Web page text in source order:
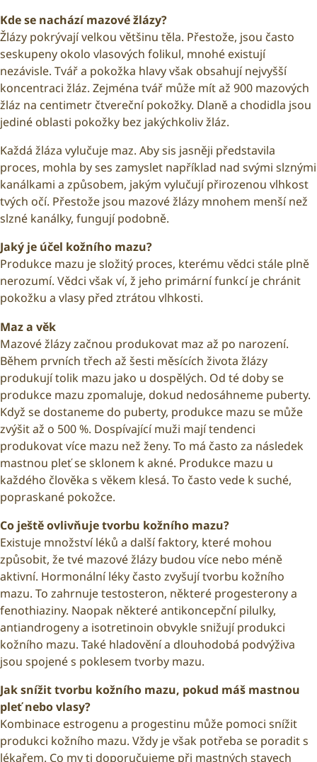
Kde se nachází mazové žlázy?
Žlázy pokrývají velkou většinu těla. Přestože, jsou často
seskupeny okolo vlasových folikul, mnohé existují
nezávisle. Tvář a pokožka hlavy však obsahují nejvyšší
koncentraci žláz. Zejména tvář může mít až 900 mazových
žláz na centimetr čtvereční pokožky. Dlaně a chodidla jsou
jediné oblasti pokožky bez jakýchkoliv žláz.
Každá žláza vylučuje maz. Aby sis jasněji představila
proces, mohla by ses zamyslet například nad svými slznými
kanálkami a způsobem, jakým vylučují přirozenou vlhkost
tvých očí. Přestože jsou mazové žlázy mnohem menší než
slzné kanálky, fungují podobně.
Jaký je účel kožního mazu?
Produkce mazu je složitý proces, kterému vědci stále plně
nerozumí. Vědci však ví, ž jeho primární funkcí je chránit
pokožku a vlasy před ztrátou vlhkosti.
Maz a věk
Mazové žlázy začnou produkovat maz až po narození.
Během prvních třech až šesti měsících života žlázy
produkují tolik mazu jako u dospělých. Od té doby se
produkce mazu zpomaluje, dokud nedosáhneme puberty.
Když se dostaneme do puberty, produkce mazu se může
zvýšit až o 500 %. Dospívající muži mají tendenci
produkovat více mazu než ženy. To má často za následek
mastnou pleť se sklonem k akné. Produkce mazu u
každého člověka s věkem klesá. To často vede k suché,
popraskané pokožce.
Co ještě ovlivňuje tvorbu kožního mazu?
Existuje množství léků a další faktory, které mohou
způsobit, že tvé mazové žlázy budou více nebo méně
aktivní. Hormonální léky často zvyšují tvorbu kožního
mazu. To zahrnuje testosteron, některé progesterony a
fenothiaziny. Naopak některé antikoncepční pilulky,
antiandrogeny a isotretinoin obvykle snižují produkci
kožního mazu. Také hladovění a dlouhodobá podvýživa
jsou spojené s poklesem tvorby mazu.
Jak snížit tvorbu kožního mazu, pokud máš mastnou
pleť nebo vlasy?
Kombinace estrogenu a progestinu může pomoci snížit
produkci kožního mazu. Vždy je však potřeba se poradit s
lékařem. Co my ti doporučujeme při mastných stavech